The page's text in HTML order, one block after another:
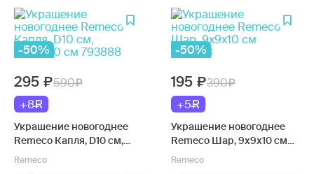
-50%
295
590
+8
Украшение новогоднее
Remeco Капля, D10 см,
10х10х10 см 793888
Remeco
-50%
195
390
+5
Украшение новогоднее
Remeco Шар, 9х9х10 см
805533
Remeco